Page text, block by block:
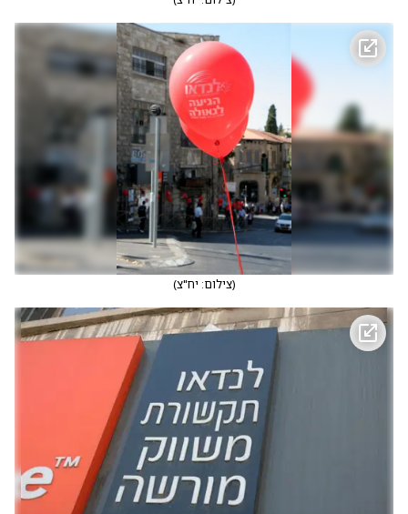
(צילום: יח"צ)